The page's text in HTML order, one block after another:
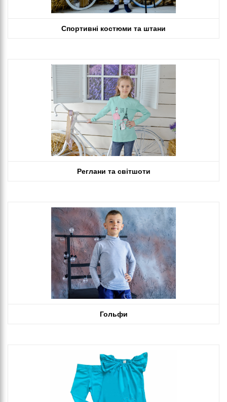
Спортивні костюми та штани
Реглани та світшоти
Гольфи